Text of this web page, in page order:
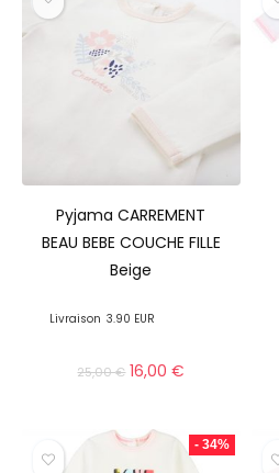
Pyjama CARREMENT
BEAU BEBE COUCHE FILLE
Beige
Livraison 3.90 EUR
25,00€ 16,00€
- 34%